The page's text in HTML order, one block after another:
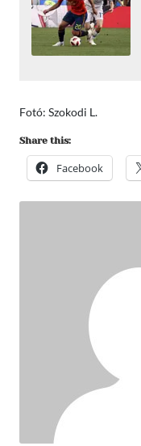
Fotó: Szokodi L.
Share this:
Facebook